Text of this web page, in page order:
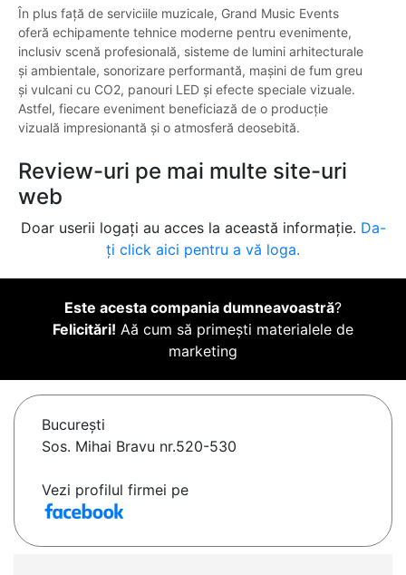
În plus față de serviciile muzicale, Grand Music Events
oferă echipamente tehnice moderne pentru evenimente,
inclusiv scenă profesională, sisteme de lumini arhitecturale
și ambientale, sonorizare performantă, mașini de fum greu
și vulcani cu CO2, panouri LED și efecte speciale vizuale.
Astfel, fiecare eveniment beneficiază de o producție
vizuală impresionantă și o atmosferă deosebită.
Review-uri pe mai multe site-uri
web
Doar userii logați au acces la această informație. Da-
ți click aici pentru a vă loga.
Este acesta compania dumneavoastră?
Felicitări! Aă cum să primești materialele de
marketing
Bucureşti
Sos. Mihai Bravu nr.520-530
Vezi profilul firmei pe